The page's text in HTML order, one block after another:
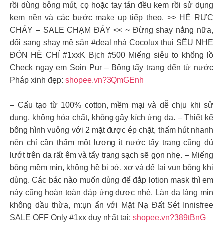
rồi dùng bông mút, cọ hoặc tay tán đều kem rồi sử dụng
kem nền và các bước make up tiếp theo. >> HÈ RỰC
CHÁY – SALE CHẠM ĐÁY << ~ Đừng shay nắng nữa,
đổi sang shay mê săn #deal nhà Cocolux thui SÊU NHẸ
ĐÓN HÈ CHỈ #1xxK Bịch #500 Miếng siêu to khổng lồ
Check ngay em Soin Pur – Bông tẩy trang đến từ nước
Pháp xinh đẹp: shopee.vn?3QmGEnh
– Cấu tạo từ 100% cotton, mềm mại và dễ chịu khi sử
dụng, không hóa chất, không gây kích ứng da. – Thiết kế
bông hình vuông với 2 mặt được ép chặt, thấm hút nhanh
nên chỉ cần thấm một lượng ít nước tẩy trang cũng đủ
lướt trên da rất êm và tẩy trang sạch sẽ gọn nhẹ. – Miếng
bông mềm mịn, không hề bị bở, xơ và để lại vụn bông khi
dùng. Các bác nào muốn dùng để đắp lotion mask thì em
này cũng hoàn toàn đáp ứng được nhé. Làn da láng mịn
không dầu thừa, m:ụn ẩn với Mặt Nạ Đất Sét Innisfree
SALE OFF Only #1xx duy nhất tại: shopee.vn?389tBnG